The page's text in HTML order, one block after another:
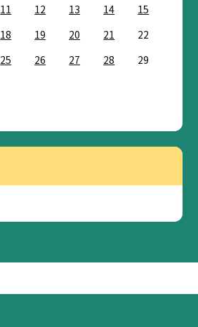
11 12 13 14
15
18 19 20 21
22
25 26 27 28
29